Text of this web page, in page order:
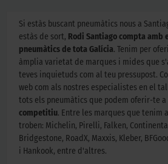
Si estàs buscant pneumàtics nous a
estàs de sort, Rodi Santiago compta amb
pneumàtics de tota Galícia. Tenim per
àmplia varietat de marques i mides que
teves inquietuds com al teu pressupost.
web com als nostres especialistes en el
tots els pneumàtics que podem oferir-te a
competitiu. Entre les marques que tenim
troben: Michelin, Pirelli, Falken,
Bridgestone, RoadX, Maxxis, Kleber,
i Hankook, entre d'altres.